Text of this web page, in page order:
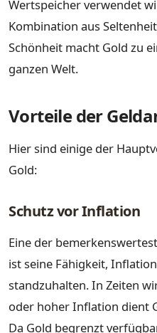
Wertspeicher verwendet
Kombination aus
Schönheit macht Gold zu
ganzen Welt.
Vorteile der
Hier sind einige der
Gold:
Schutz vor Inflation
Eine der
ist seine Fähigkeit,
standzuhalten. In Zeiten
oder hoher Inflation dient
Da Gold begrenzt